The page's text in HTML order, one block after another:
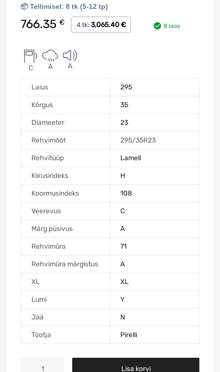
📦 Tellimisel: 8 tk (5-12 tp)
766.35 € 4 tk: 3,065.40 € 8 laos
C A A
Laius 295
Kõrgus 35
Diameeter 23
Rehvimõõt 295/35R23
Rehvitüüp Lamell
Kiirusindeks H
Koormusindeks 108
Veerevus C
Märg püsivus A
Rehvimüra 71
Rehvimüra märgistus A
XL XL
Lumi Y
Jää N
Tootja Pirelli
Lisa korvi